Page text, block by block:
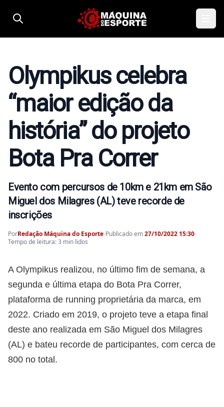
Olympikus celebra
“maior edição da
história” do projeto
Bota Pra Correr
Evento com percursos de 10km e 21km em São
Miguel dos Milagres (AL) teve recorde de
inscrições
PorRedação Máquina do Esporte-Publicado em27/10/2022 15:30-
Tempo de leitura: 3 min lidos
A Olympikus realizou, no último fim de semana, a
segunda e última etapa do Bota Pra Correr,
plataforma de running proprietária da marca, em
2022. Criado em 2019, o projeto teve a etapa final
deste ano realizada em São Miguel dos Milagres
(AL) e bateu recorde de participantes, com cerca de
800 no total.